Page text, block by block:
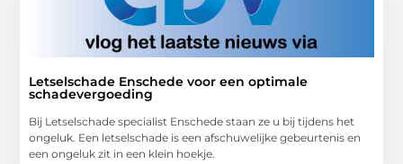
Letselschade Enschede voor een optimale
schadevergoeding
Bij Letselschade specialist Enschede staan ze u bij tijdens het
ongeluk. Een letselschade is een afschuwelijke gebeurtenis en
een ongeluk zit in een klein hoekje.